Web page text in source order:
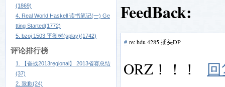
(1869)
4. Real World Haskell 读书笔记(一) Ge
tting Started(1772)
5. bzoj 1503 平衡树(splay)(1742)
评论排行榜
1. 【奋战2013regional】 2013省赛总结
(37)
2. 致歉(24)
FeedBack:
# re: hdu 4285 插头DP
ORZ！！！